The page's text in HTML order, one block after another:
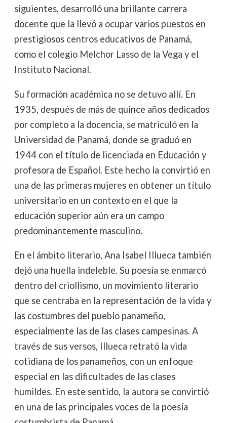
siguientes, desarrolló una brillante carrera
docente que la llevó a ocupar varios puestos en
prestigiosos centros educativos de Panamá,
como el colegio Melchor Lasso de la Vega y el
Instituto Nacional.
Su formación académica no se detuvo allí. En
1935, después de más de quince años dedicados
por completo a la docencia, se matriculó en la
Universidad de Panamá, donde se graduó en
1944 con el título de licenciada en Educación y
profesora de Español. Este hecho la convirtió en
una de las primeras mujeres en obtener un título
universitario en un contexto en el que la
educación superior aún era un campo
predominantemente masculino.
En el ámbito literario, Ana Isabel Illueca también
dejó una huella indeleble. Su poesía se enmarcó
dentro del criollismo, un movimiento literario
que se centraba en la representación de la vida y
las costumbres del pueblo panameño,
especialmente las de las clases campesinas. A
través de sus versos, Illueca retrató la vida
cotidiana de los panameños, con un enfoque
especial en las dificultades de las clases
humildes. En este sentido, la autora se convirtió
en una de las principales voces de la poesía